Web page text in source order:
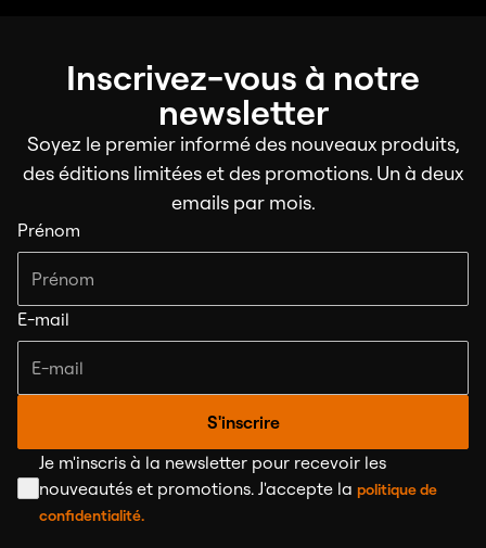
Inscrivez-vous à notre
newsletter
Soyez le premier informé des nouveaux produits,
des éditions limitées et des promotions. Un à deux
emails par mois.
Prénom
E-mail
S'inscrire
Je m'inscris à la newsletter pour recevoir les
nouveautés et promotions. J'accepte la politique de
confidentialité.